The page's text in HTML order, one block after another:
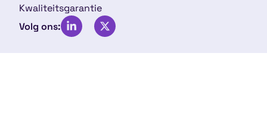
Kwaliteitsgarantie
Volg ons: